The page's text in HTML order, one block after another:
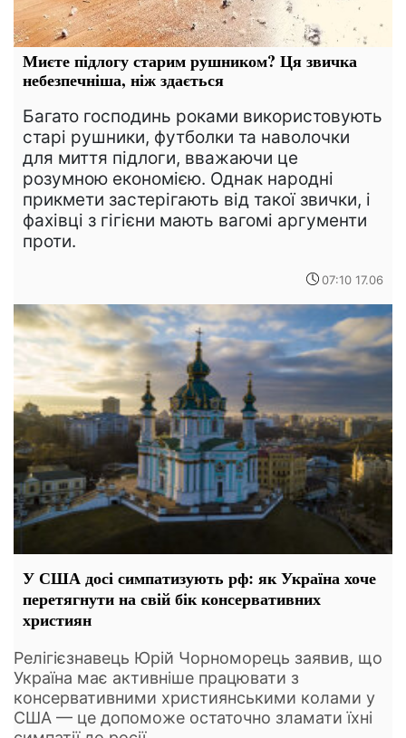
Миєте підлогу старим рушником? Ця звичка
небезпечніша, ніж здається
Багато господинь роками використовують
старі рушники, футболки та наволочки
для миття підлоги, вважаючи це
розумною економією. Однак народні
прикмети застерігають від такої звички, і
фахівці з гігієни мають вагомі аргументи
проти.
07:10 17.06
У США досі симпатизують рф: як Україна хоче
перетягнути на свій бік консервативних
християн
Релігієзнавець Юрій Чорноморець заявив, що
Україна має активніше працювати з
консервативними християнськими колами у
США — це допоможе остаточно зламати їхні